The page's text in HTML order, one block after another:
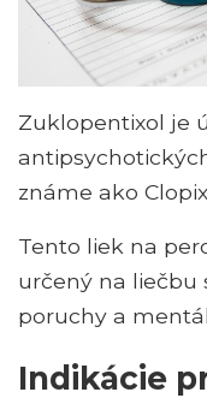
Zuklopentixol je
známe ako
Tento liek na
určený na liečbu
poruchy a
Indikácie